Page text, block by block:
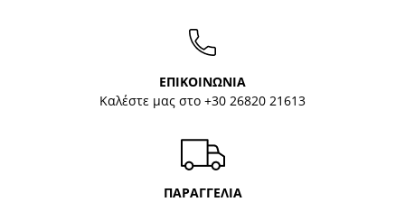
ΕΠΙΚΟΙΝΩΝΙΑ
Καλέστε μας στο +30 26820 21613
ΠΑΡΑΓΓΕΛΙΑ